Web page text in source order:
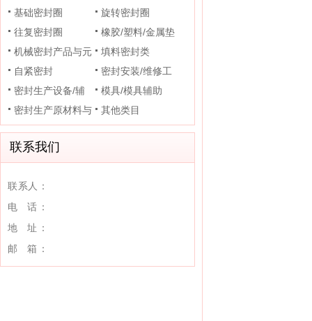
基础密封圈
旋转密封圈
往复密封圈
橡胶/塑料/金属垫
片
机械密封产品与元
件
填料密封类
自紧密封
密封安装/维修工
具
密封生产设备/辅
助装置
模具/模具辅助
密封生产原材料与
其他类目
联系我们
联系人：
电 话：
地 址：
邮 箱：